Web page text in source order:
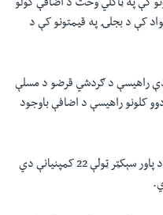
کې په ټاکلي وخت د اضافې کولو
کې د بجلۍ په قيمتونو کې د
راهیسې د ګردشي قرضو د مسلې
کلونو راهیسې د اضافې باوجود
د انرژۍ د څانګې ماهرين وايي پاکستان کې د پاور سېکټر ټولې 22 کمپنيانې دي